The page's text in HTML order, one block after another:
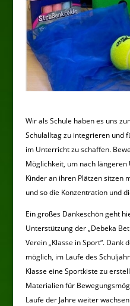
Wir als Schule haben es uns
Schulalltag zu integrieren und
im Unterricht zu schaffen.
Möglichkeit, um nach
Kinder an ihren Plätzen sitzen
und so die Konzentration und
Ein großes Dankeschön geht
Unterstützung der „Debeka
Verein „Klasse in Sport“.
möglich, im Laufe des
Klasse eine Sportkiste zu
Materialien für
Laufe der Jahre weiter